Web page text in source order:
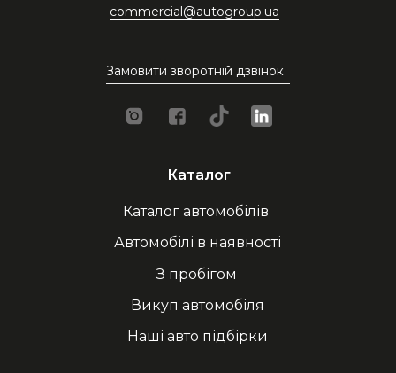
Замовити зворотній дзвінок
Каталог автомобілів
З пробігом
Автомобілі в наявності
Викуп автомобіля
Наші авто підбірки
Каталог
commercial@autogroup.ua